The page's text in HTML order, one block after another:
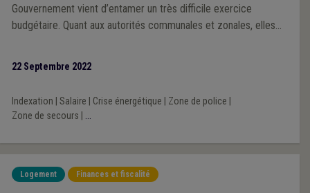
Gouvernement vient d’entamer un très difficile exercice
budgétaire. Quant aux autorités communales et zonales, elles
sécurité au niveau local. Et, si les autorités fédérales ne
majorité des communes et des zones du pays.
22 Septembre 2022
Indexation Salaire Crise énergétique Zone de police
Zone de secours
...
Logement Finances et fiscalité